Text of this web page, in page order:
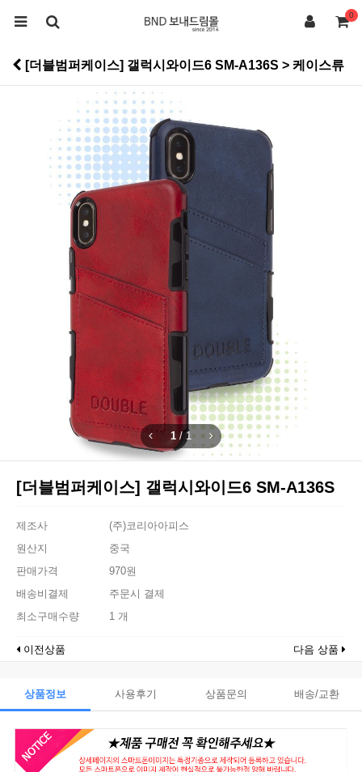
0
[더블범퍼케이스] 갤럭시와이드6 SM-A136S > 케이스류
1 / 1
[더블범퍼케이스] 갤럭시와이드6 SM-A136S
제조사
(주)코리아아피스
원산지
중국
판매가격
970원
배송비결제
주문시 결제
최소구매수량
1 개
이전상품 다음 상품
상품정보 사용후기 상품문의 배송/교환